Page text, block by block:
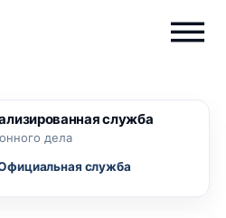
служба
дела